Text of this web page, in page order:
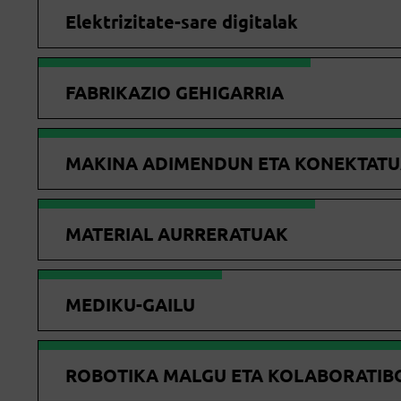
Elektrizitate-sare digitalak
FABRIKAZIO GEHIGARRIA
MAKINA ADIMENDUN ETA
MATERIAL AURRERATUAK
MEDIKU-GAILU
ROBOTIKA MALGU ETA